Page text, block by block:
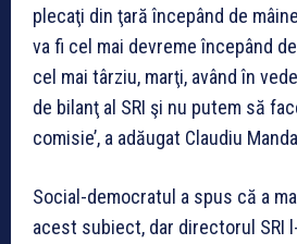
plecaţi din ţară începând de
va fi cel mai devreme începând
cel mai târziu, marţi, având în
de bilanţ al SRI şi nu putem să
comisie’, a adăugat Claudiu
Social-democratul a spus că a
acest subiect, dar directorul SRI